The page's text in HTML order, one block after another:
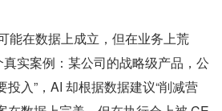
能在数据上成立，但在业务上荒
实案例：某公司的战略级产品，公
投入”，AI 却根据数据建议“削减营